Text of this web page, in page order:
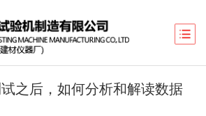
之后，如何分析和解读数据